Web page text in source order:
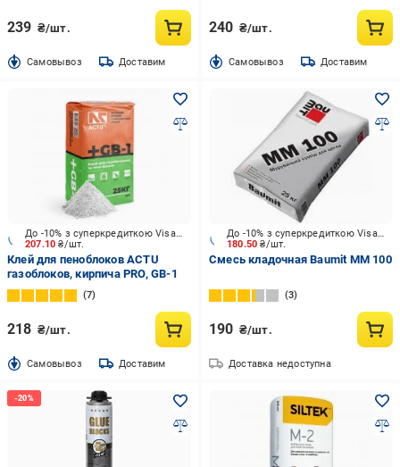
239 ₴/шт.
Cамовывоз Доставим
240 ₴/шт.
Cамовывоз Доставим
207.10₴/шт.
До -10% з суперкредиткою Visa Вигода
Клей для пеноблоков ACTU
газоблоков, кирпича PRО, GB-1
7
218 ₴/шт.
Cамовывоз Доставим
180.50₴/шт.
До -10% з суперкредиткою Visa Вигода
Смесь кладочная Baumit MM 100
3
190 ₴/шт.
Доставка недоступна